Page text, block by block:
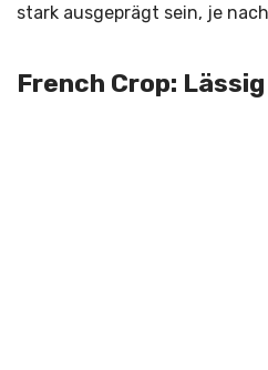
stark ausgeprägt sein, je
French Crop: